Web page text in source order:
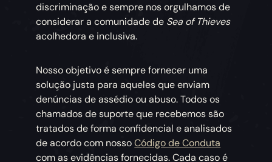
discriminação e sempre nos orgulhamos de
considerar a comunidade de Sea of Thieves
acolhedora e inclusiva.
Nosso objetivo é sempre fornecer uma
solução justa para aqueles que enviam
denúncias de assédio ou abuso. Todos os
chamados de suporte que recebemos são
tratados de forma confidencial e analisados
de acordo com nossoCódigo de Conduta
com as evidências fornecidas. Cada caso é